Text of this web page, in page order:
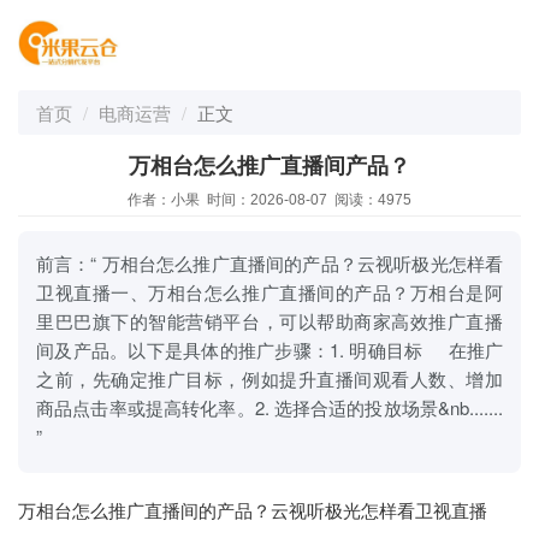
首页 电商运营 正文
万相台怎么推广直播间产品？
作者：小果 时间：2026-08-07 阅读：4975
前言：“ 万相台怎么推广直播间的产品？云视听极光怎样看
卫视直播一、万相台怎么推广直播间的产品？万相台是阿
里巴巴旗下的智能营销平台，可以帮助商家高效推广直播
间及产品。以下是具体的推广步骤：1. 明确目标 在推广
之前，先确定推广目标，例如提升直播间观看人数、增加
商品点击率或提高转化率。2. 选择合适的投放场景&nb.......
”
万相台怎么推广直播间的产品？云视听极光怎样看卫视直播